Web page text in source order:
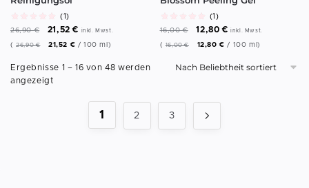
(1)
26,90€ 21,52€ inkl. Mwst.
(26,90€ 21,52€ /100 ml )
(1)
16,00€ 12,80€ inkl. Mwst.
(16,00€ 12,80€ / 100 ml)
Ergebnisse 1 – 16 von 48 werden
angezeigt
1 2 3